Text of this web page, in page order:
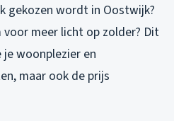
gekozen wordt in Oostwijk?
voor meer licht op zolder? Dit
woonplezier en
maar ook de prijs